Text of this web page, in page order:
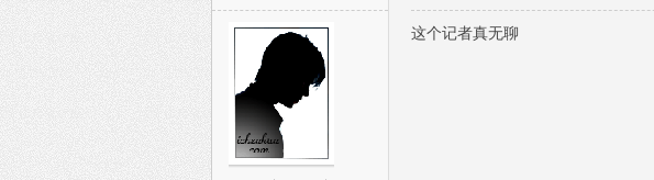
这个记者真无聊